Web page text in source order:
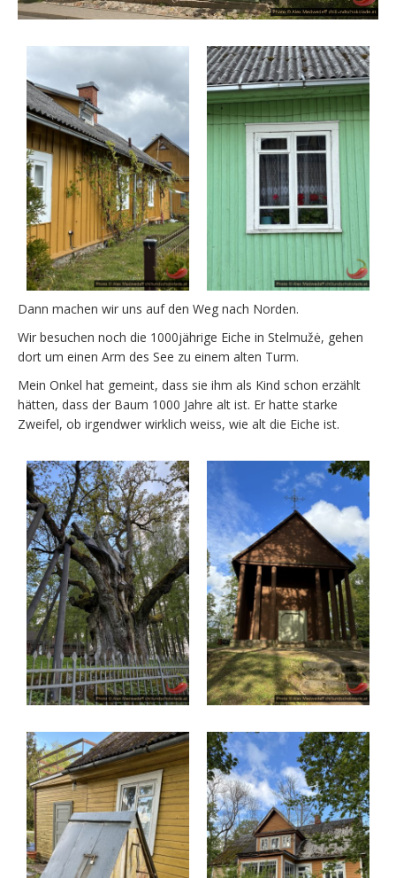
Dann machen wir uns auf den Weg nach Norden.
Wir besuchen noch die 1000jährige Eiche in Stelmužė, gehen
dort um einen Arm des See zu einem alten Turm.
Mein Onkel hat gemeint, dass sie ihm als Kind schon erzählt
hätten, dass der Baum 1000 Jahre alt ist. Er hatte starke
Zweifel, ob irgendwer wirklich weiss, wie alt die Eiche ist.